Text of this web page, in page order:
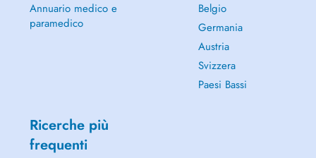
Annuario medico e
paramedico
Belgio
Germania
Austria
Svizzera
Paesi Bassi
Ricerche più
frequenti